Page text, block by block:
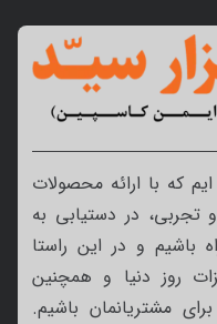
که با ارائه محصولات
تجربی، در دستیابی به
باشیم و در این راستا
روز دنیا و همچنین
مشتریانمان باشیم.